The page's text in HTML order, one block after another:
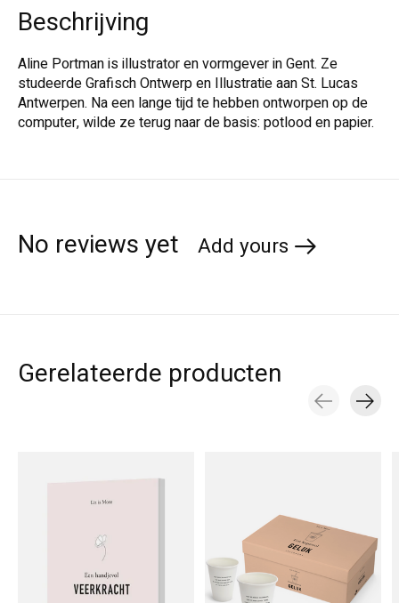
Beschrijving
Aline Portman is illustrator en vormgever in Gent. Ze
studeerde Grafisch Ontwerp en Illustratie aan St. Lucas
Antwerpen. Na een lange tijd te hebben ontworpen op de
computer, wilde ze terug naar de basis: potlood en papier.
No reviews yet Add yours
Gerelateerde producten